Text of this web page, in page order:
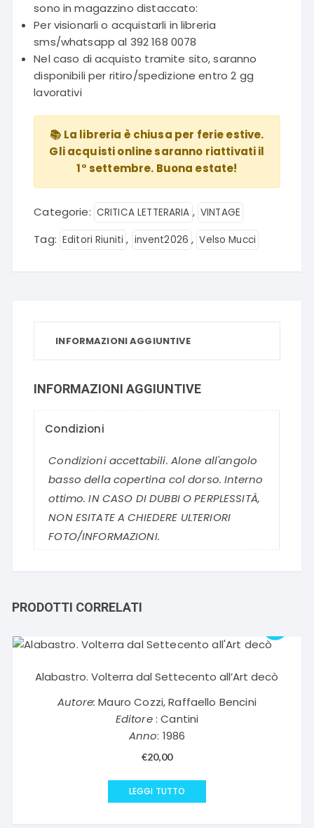
sono in magazzino distaccato:
Per visionarli o acquistarli in libreria
sms/whatsapp al 392 168 0078
Nel caso di acquisto tramite sito, saranno
disponibili per ritiro/spedizione entro 2 gg
lavorativi
📚 La libreria è chiusa per ferie estive.
Gli acquisti online saranno riattivati il
1° settembre. Buona estate!
Categorie: CRITICA LETTERARIA , VINTAGE
Tag: Editori Riuniti , invent2026 , Velso Mucci
INFORMAZIONI AGGIUNTIVE
INFORMAZIONI AGGIUNTIVE
Condizioni
Condizioni accettabili. Alone all'angolo
basso della copertina col dorso. Interno
ottimo. IN CASO DI DUBBI O PERPLESSITÀ,
NON ESITATE A CHIEDERE ULTERIORI
FOTO/INFORMAZIONI.
PRODOTTI CORRELATI
Alabastro. Volterra dal Settecento all’Art decò
Autore: Mauro Cozzi, Raffaello Bencini
Editore: Cantini
Anno: 1986
€20,00
LEGGI TUTTO